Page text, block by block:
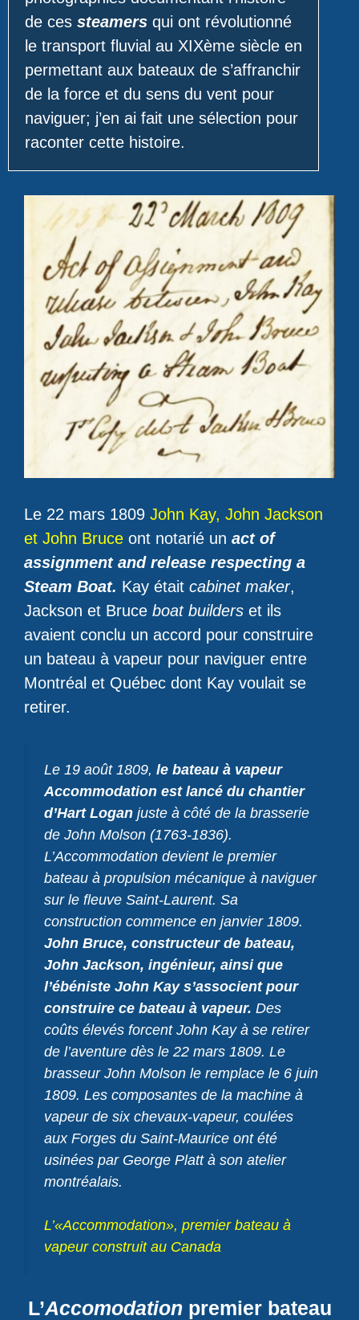
de ces steamers qui ont révolutionné
le transport fluvial au XIXème siècle en
permettant aux bateaux de s’affranchir
de la force et du sens du vent pour
naviguer; j’en ai fait une sélection pour
raconter cette histoire.
Le 22 mars 1809 John Kay, John Jackson
et John Bruce ont notarié un act of
assignment and release respecting a
Steam Boat. Kay était cabinet maker,
Jackson et Bruce boat builders et ils
avaient conclu un accord pour construire
un bateau à vapeur pour naviguer entre
Montréal et Québec dont Kay voulait se
retirer.
Le 19 août 1809, le bateau à vapeur
Accommodation est lancé du chantier
d’Hart Logan juste à côté de la brasserie
de John Molson (1763-1836).
L’Accommodation devient le premier
bateau à propulsion mécanique à naviguer
sur le fleuve Saint-Laurent. Sa
construction commence en janvier 1809.
John Bruce, constructeur de bateau,
John Jackson, ingénieur, ainsi que
l’ébéniste John Kay s’associent pour
construire ce bateau à vapeur. Des
coûts élevés forcent John Kay à se retirer
de l’aventure dès le 22 mars 1809. Le
brasseur John Molson le remplace le 6 juin
1809. Les composantes de la machine à
vapeur de six chevaux-vapeur, coulées
aux Forges du Saint-Maurice ont été
usinées par George Platt à son atelier
montréalais.
L’«Accommodation», premier bateau à
vapeur construit au Canada
L’Accomodationpremier bateau